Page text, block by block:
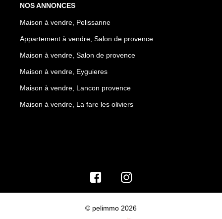
NOS ANNONCES
Maison à vendre, Pelissanne
Appartement à vendre, Salon de provence
Maison à vendre, Salon de provence
Maison à vendre, Eyguieres
Maison à vendre, Lancon provence
Maison à vendre, La fare les oliviers
© pelimmo 2026